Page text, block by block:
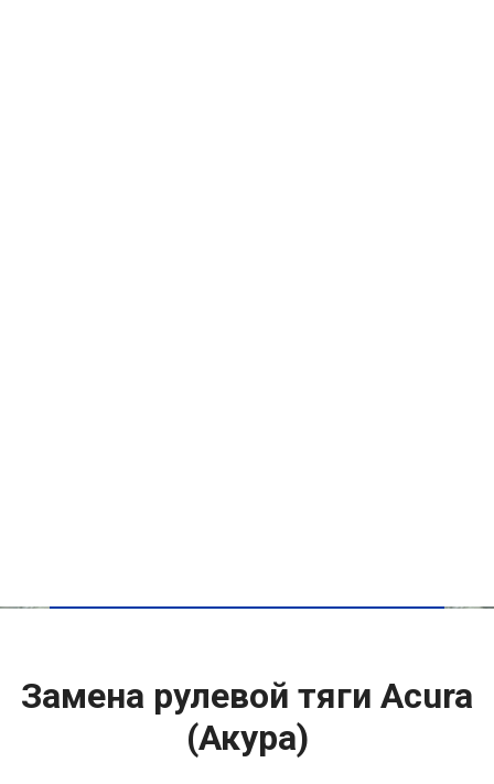
Замена рулевой тяги Acura
(Акура)